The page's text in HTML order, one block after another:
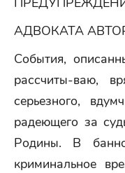
АДВОКАТА
События,
рассчиты-ваю,
серьезного,
радеющего за
Родины. В
криминальное